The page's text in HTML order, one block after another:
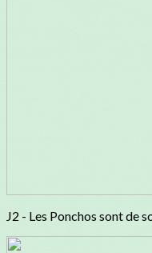
J2 - Les Ponchos sont de